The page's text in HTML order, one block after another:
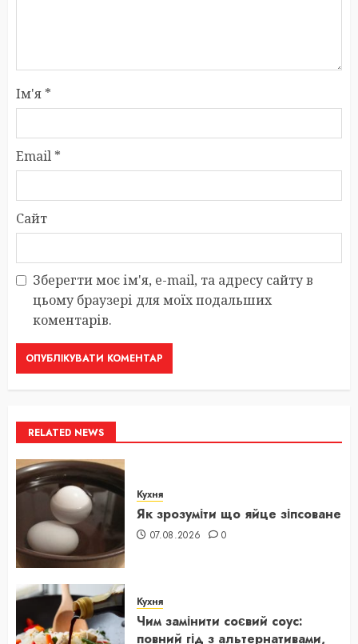
Ім'я *
Email *
Сайт
Зберегти моє ім'я, e-mail, та адресу сайту в
цьому браузері для моїх подальших
коментарів.
RELATED NEWS
Кухня
Як зрозуміти що яйце зіпсоване
07.08.2026 0
Кухня
Чим замінити соєвий соус:
повний гід з альтернативами,